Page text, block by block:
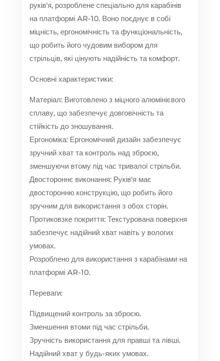
руків'я, розроблене спеціально для карабінів
на платформі AR-10. Воно поєднує в собі
міцність, ергономічність та функціональність,
що робить його чудовим вибором для
стрільців, які цінують надійність та комфорт.
Основні характеристики:
Матеріал: Виготовлено з міцного алюмінієвого
сплаву, що забезпечує довговічність та
стійкість до зношування.
Ергономіка: Ергономічний дизайн забезпечує
зручний хват та контроль над зброєю,
зменшуючи втому під час тривалої стрільби.
Двостороннє виконання: Руків'я має
двосторонню конструкцію, що робить його
зручним для використання з обох сторін.
Протиковзке покриття: Текстурована поверхня
забезпечує надійний хват навіть у вологих
умовах.
Розроблено для використання з карабінами на
платформі AR-10.
Переваги:
Підвищений контроль за зброєю.
Зменшення втоми під час стрільби.
Зручність використання для правші та лівші.
Надійний хват у будь-яких умовах.